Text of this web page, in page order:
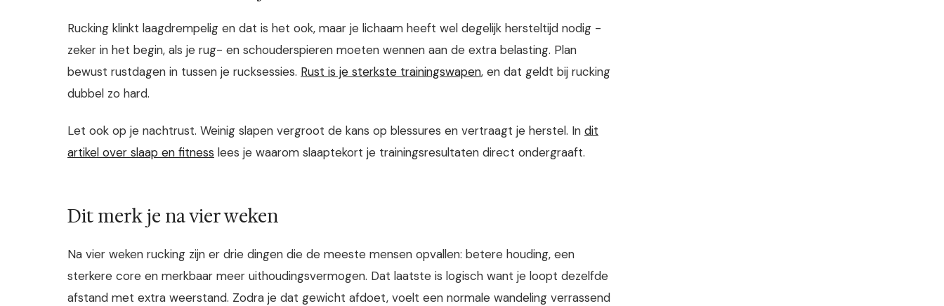
Rucking klinkt laagdrempelig en dat is het ook, maar je lichaam heeft wel degelijk hersteltijd nodig -
zeker in het begin, als je rug- en schouderspieren moeten wennen aan de extra belasting. Plan
bewust rustdagen in tussen je rucksessies. Rust is je sterkste trainingswapen, en dat geldt bij rucking
dubbel zo hard.
Let ook op je nachtrust. Weinig slapen vergroot de kans op blessures en vertraagt je herstel. In dit
artikel over slaap en fitness lees je waarom slaaptekort je trainingsresultaten direct ondergraaft.
Dit merk je na vier weken
Na vier weken rucking zijn er drie dingen die de meeste mensen opvallen: betere houding, een
sterkere core en merkbaar meer uithoudingsvermogen. Dat laatste is logisch want je loopt dezelfde
afstand met extra weerstand. Zodra je dat gewicht afdoet, voelt een normale wandeling verrassend